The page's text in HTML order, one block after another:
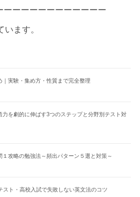
ーーーーーーーーーーー
ます。
実験・集め方・性質まで完全整理
を劇的に伸ばす3つのステップと分野別テスト対
１攻略の勉強法～頻出パターン５選と対策～
ト・高校入試で失敗しない英文法のコツ